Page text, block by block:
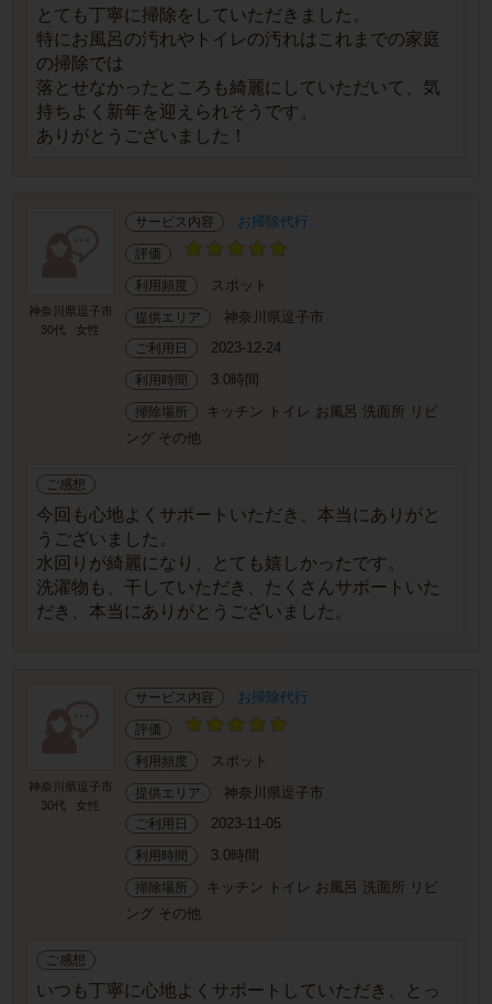
とても丁寧に掃除をしていただきました。
特にお風呂の汚れやトイレの汚れはこれまでの家庭
の掃除では
落とせなかったところも綺麗にしていただいて、気
持ちよく新年を迎えられそうです。
ありがとうございました！
神奈川県逗子市
30代
女性
サービス内容 お掃除代行
評価
利用頻度 スポット
提供エリア 神奈川県逗子市
ご利用日 2023-12-24
利用時間 3.0時間
掃除場所
キッチン トイレ お風呂 洗面所 リビ
ング その他
ご感想
今回も心地よくサポートいただき、本当にありがと
うございました。
水回りが綺麗になり、とても嬉しかったです。
洗濯物も、干していただき、たくさんサポートいた
だき、本当にありがとうございました。
神奈川県逗子市
30代
女性
サービス内容 お掃除代行
評価
利用頻度 スポット
提供エリア 神奈川県逗子市
ご利用日 2023-11-05
利用時間 3.0時間
掃除場所
キッチン トイレ お風呂 洗面所 リビ
ング その他
ご感想
いつも丁寧に心地よくサポートしていただき、とっ